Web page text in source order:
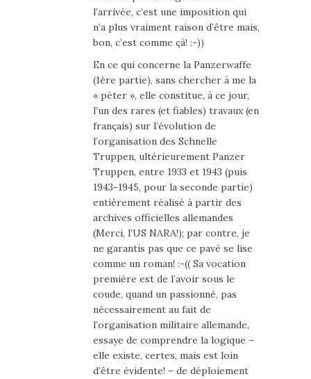
l’arrivée, c’est une imposition qui
n’a plus vraiment raison d’être mais,
bon, c’est comme çà! :-))
En ce qui concerne la Panzerwaffe
(1ère partie), sans chercher à me la
« péter », elle constitue, à ce jour,
l’un des rares (et fiables) travaux (en
français) sur l’évolution de
l’organisation des Schnelle
Truppen, ultérieurement Panzer
Truppen, entre 1933 et 1943 (puis
1943-1945, pour la seconde partie)
entièrement réalisé à partir des
archives officielles allemandes
(Merci, l’US NARA!); par contre, je
ne garantis pas que ce pavé se lise
comme un roman! :-(( Sa vocation
première est de l’avoir sous le
coude, quand un passionné, pas
nécessairement au fait de
l’organisation militaire allemande,
essaye de comprendre la logique –
elle existe, certes, mais est loin
d’être évidente! – de déploiement